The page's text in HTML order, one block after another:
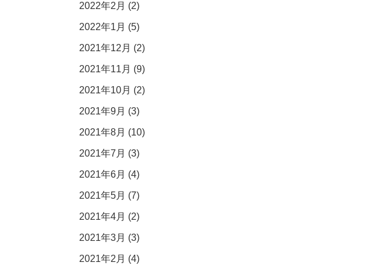
2022年2月 (2)
2022年1月 (5)
2021年12月 (2)
2021年11月 (9)
2021年10月 (2)
2021年9月 (3)
2021年8月 (10)
2021年7月 (3)
2021年6月 (4)
2021年5月 (7)
2021年4月 (2)
2021年3月 (3)
2021年2月 (4)